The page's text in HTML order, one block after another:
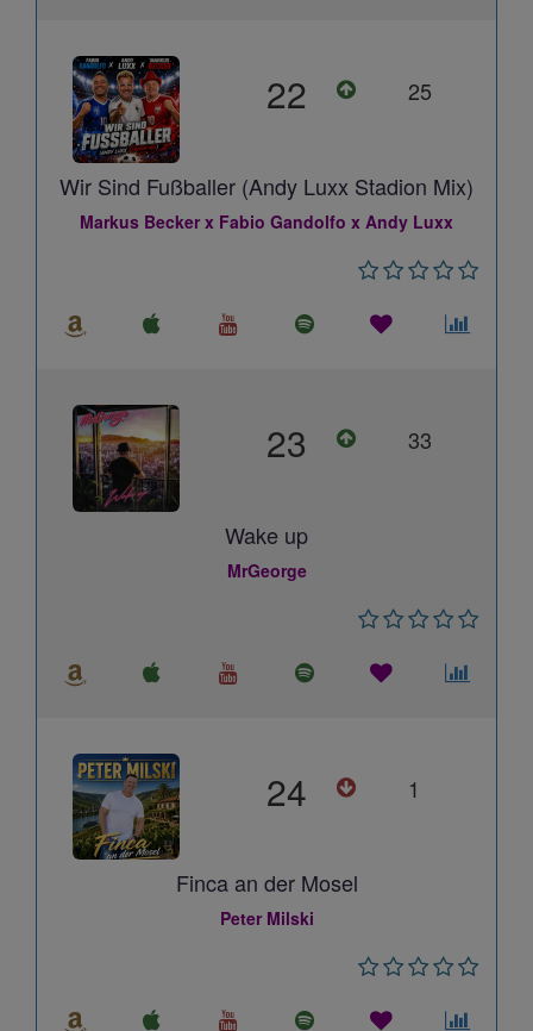
22 25
Wir Sind Fußballer (Andy Luxx Stadion Mix)
Markus Becker x Fabio Gandolfo x Andy Luxx
23 33
Wake up
MrGeorge
24 1
Finca an der Mosel
Peter Milski